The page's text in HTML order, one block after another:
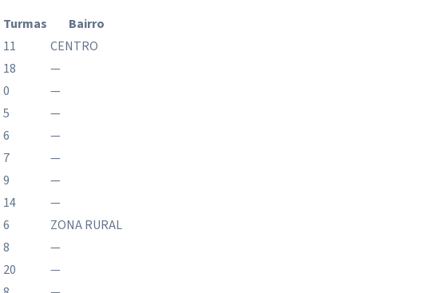
Turmas
Bairro
11
CENTRO
18
—
0
—
5
—
6
—
7
—
9
—
14
—
6
ZONA RURAL
8
—
20
—